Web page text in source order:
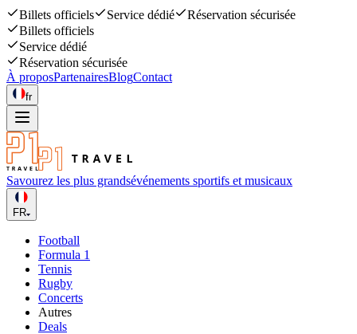
Billets officiels Service dédié
Réservation sécurisée
Billets officiels
Service dédié
Réservation sécurisée
À proposPartenairesBlogContact
fr
Savourez les plus grandsévénements sportifs et musicaux
FR
Football
Formula 1
Tennis
Rugby
Concerts
Autres
Deals